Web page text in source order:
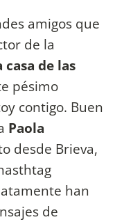
amigos que
de la
casa de las
pésimo
contigo. Buen
Paola
desde Brieva,
han
de